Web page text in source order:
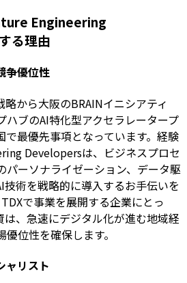
Engineering
る理由
争優位性
から大阪のBRAINイニシアティ
ハブのAI特化型アクセラレータープ
で最優先事項となっています。経験
Developersは、ビジネスプロセ
パーソナライゼーション、データ駆
術を戦略的に導入するお手伝いを
で事業を展開する企業にとっ
は、急速にデジタル化が進む地域経
位性を確保します。
ャリスト